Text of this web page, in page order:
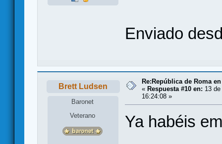
Enviado
Brett Ludsen
Baronet
Veterano
Re:República de Roma
« Respuesta #10 en: 13
16:24:08 »
Ya habéis